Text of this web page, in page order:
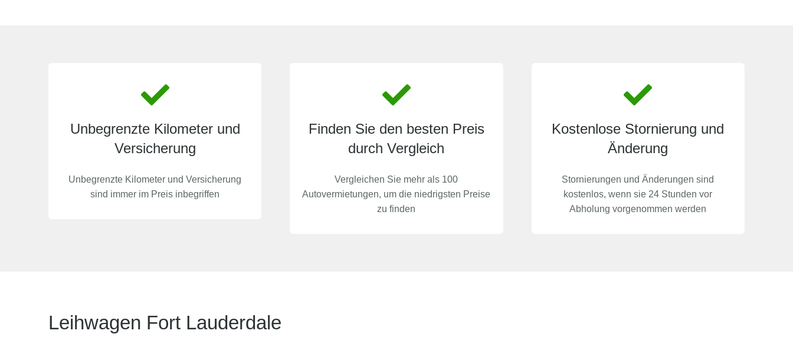
Unbegrenzte Kilometer und
Versicherung
Unbegrenzte Kilometer und Versicherung
sind immer im Preis inbegriffen
Finden Sie den besten Preis
durch Vergleich
Vergleichen Sie mehr als 100
Autovermietungen, um die niedrigsten Preise
zu finden
Kostenlose Stornierung und
Änderung
Stornierungen und Änderungen sind
kostenlos, wenn sie 24 Stunden vor
Abholung vorgenommen werden
Leihwagen Fort Lauderdale